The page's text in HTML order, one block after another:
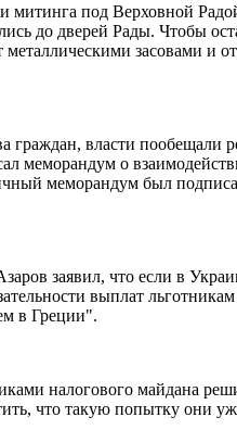
митинга под Верховной
до дверей Рады. Чтобы
металлическими засовами и
граждан, власти пообещали
меморандум о
меморандум был
заявил, что если в
выплат
в Греции".
налогового майдана
что такую попытку они